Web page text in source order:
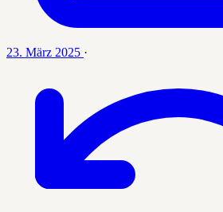
23. März 2025 ·